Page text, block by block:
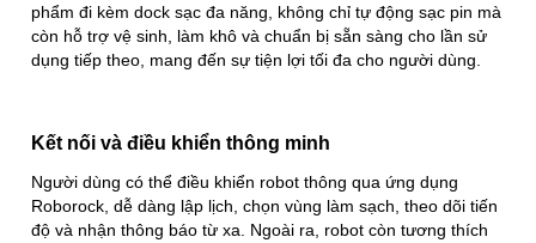
phẩm đi kèm dock sạc đa năng, không chỉ tự động sạc pin mà
còn hỗ trợ vệ sinh, làm khô và chuẩn bị sẵn sàng cho lần sử
dụng tiếp theo, mang đến sự tiện lợi tối đa cho người dùng.
Kết nối và điều khiển thông minh
Người dùng có thể điều khiển robot thông qua ứng dụng
Roborock, dễ dàng lập lịch, chọn vùng làm sạch, theo dõi tiến
độ và nhận thông báo từ xa. Ngoài ra, robot còn tương thích